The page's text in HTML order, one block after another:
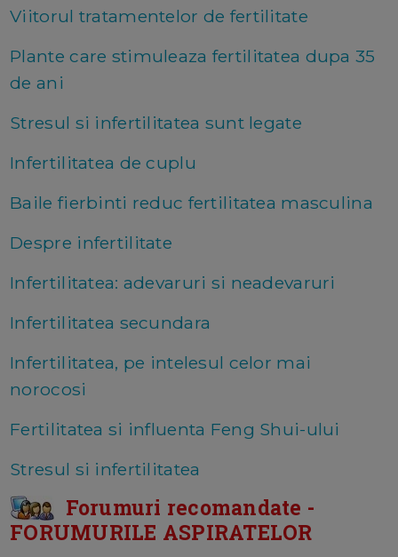
Viitorul tratamentelor de fertilitate
Plante care stimuleaza fertilitatea dupa 35
de ani
Stresul si infertilitatea sunt legate
Infertilitatea de cuplu
Baile fierbinti reduc fertilitatea masculina
Despre infertilitate
Infertilitatea: adevaruri si neadevaruri
Infertilitatea secundara
Infertilitatea, pe intelesul celor mai
norocosi
Fertilitatea si influenta Feng Shui-ului
Stresul si infertilitatea
Forumuri recomandate -
FORUMURILE ASPIRATELOR